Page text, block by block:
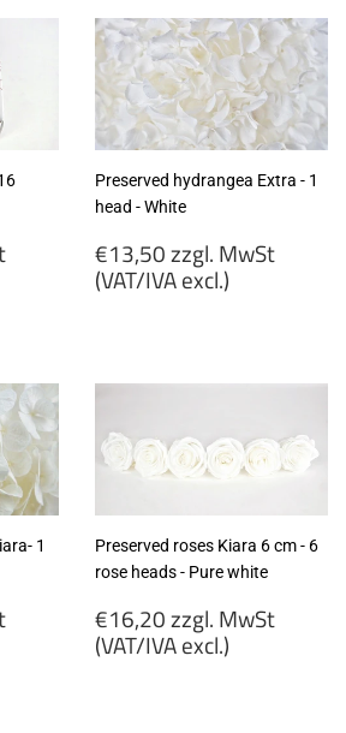
(VAT/IVA
excl.)
Preserved hydrangea Extra - 1
head - White
Regular
price
€13,50 zzgl. MwSt
(VAT/IVA excl.)
MwSt
excl.)
1
Preserved roses Kiara 6 cm - 6
rose heads - Pure white
Regular
price
€16,20 zzgl. MwSt
(VAT/IVA excl.)